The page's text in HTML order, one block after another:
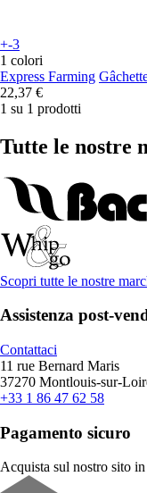
+-3
1 colori
Express Farming
22,37 €
1 su 1 prodotti
Tutte le nostre
Scopri tutte le nostre
Assistenza post-
Contattaci
11 rue Bernard Maris
37270 Montlouis-sur-
+33 1 86 47 62 58
Pagamento sicuro
Acquista sul nostro sito